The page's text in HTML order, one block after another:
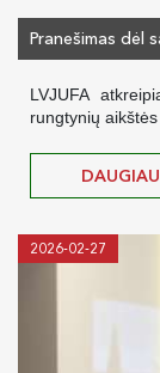
Pranešimas dėl
LVJUFA
rungtynių aikštės
DAUGIAU
2026-02-27